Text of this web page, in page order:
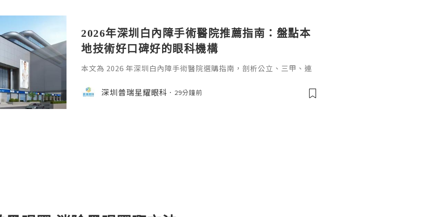
2026年深圳白內障手術醫院推薦指南：盤點本
地技術好口碑好的眼科機構
本文為 2026 年深圳白內障手術醫院選購指南，剖析公立、三甲、連
精度、複雜合併症處理及跨境就醫便利度多維對比，提供精準擇院參
考，同時科普手術時機、晶體選擇與術後護理，適合港深患者
深圳普瑞星耀眼科 29分鐘前